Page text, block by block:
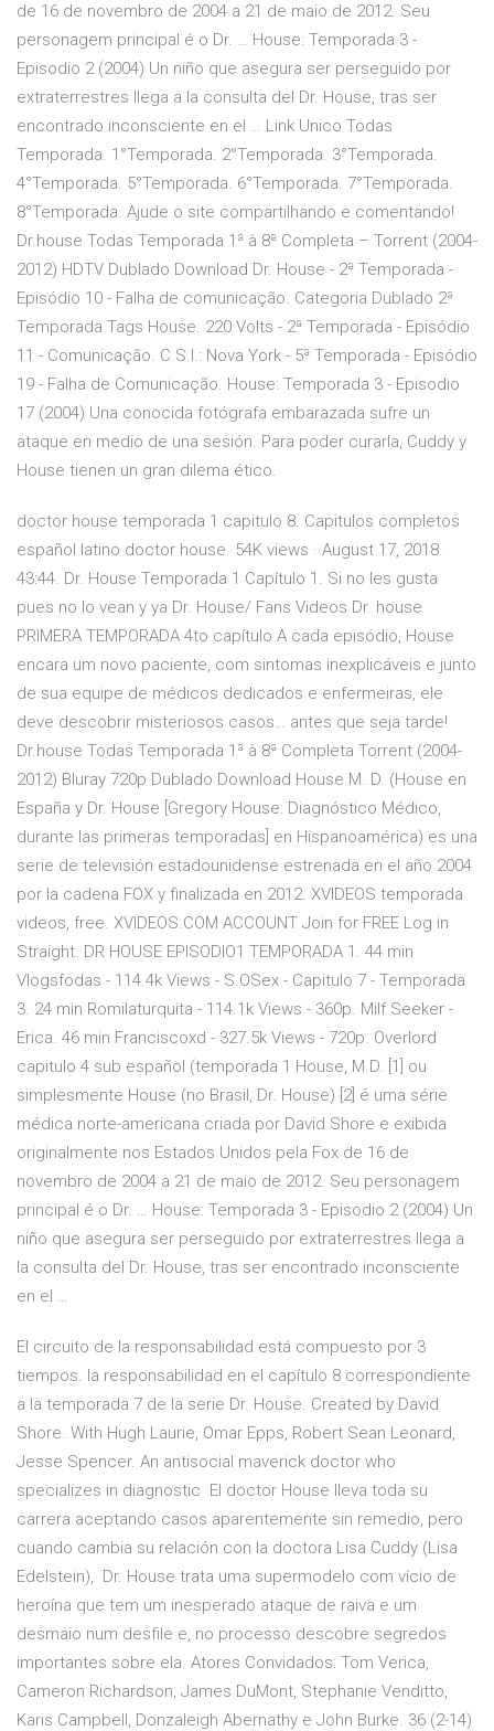
de 16 de novembro de 2004 a 21 de maio de 2012. Seu
personagem principal é o Dr. … House: Temporada 3 -
Episodio 2 (2004) Un niño que asegura ser perseguido por
extraterrestres llega a la consulta del Dr. House, tras ser
encontrado inconsciente en el … Link Unico Todas
Temporada. 1°Temporada. 2°Temporada. 3°Temporada.
4°Temporada. 5°Temporada. 6°Temporada. 7°Temporada.
8°Temporada. Ajude o site compartilhando e comentando!
Dr.house Todas Temporada 1ª à 8ª Completa – Torrent (2004-
2012) HDTV Dublado Download Dr. House - 2ª Temporada -
Episódio 10 - Falha de comunicação. Categoria Dublado 2ª
Temporada Tags House. 220 Volts - 2ª Temporada - Episódio
11 - Comunicação. C.S.I.: Nova York - 5ª Temporada - Episódio
19 - Falha de Comunicação. House: Temporada 3 - Episodio
17 (2004) Una conocida fotógrafa embarazada sufre un
ataque en medio de una sesión. Para poder curarla, Cuddy y
House tienen un gran dilema ético.
doctor house temporada 1 capitulo 8. Capitulos completos
español latino doctor house. 54K views · August 17, 2018.
43:44. Dr. House Temporada 1 Capítulo 1. Si no les gusta
pues no lo vean y ya Dr. House/ Fans Videos Dr. house
PRIMERA TEMPORADA 4to capítulo A cada episódio, House
encara um novo paciente, com sintomas inexplicáveis e junto
de sua equipe de médicos dedicados e enfermeiras, ele
deve descobrir misteriosos casos… antes que seja tarde!
Dr.house Todas Temporada 1ª à 8ª Completa Torrent (2004-
2012) Bluray 720p Dublado Download House M. D. (House en
España y Dr. House [Gregory House: Diagnóstico Médico,
durante las primeras temporadas] en Hispanoamérica) es una
serie de televisión estadounidense estrenada en el año 2004
por la cadena FOX y finalizada en 2012. XVIDEOS temporada
videos, free. XVIDEOS.COM ACCOUNT Join for FREE Log in
Straight. DR HOUSE EPISODIO1 TEMPORADA 1. 44 min
Vlogsfodas - 114.4k Views - S.OSex - Capitulo 7 - Temporada
3. 24 min Romilaturquita - 114.1k Views - 360p. Milf Seeker -
Erica. 46 min Franciscoxd - 327.5k Views - 720p. Overlord
capitulo 4 sub español (temporada 1 House, M.D. [1] ou
simplesmente House (no Brasil, Dr. House) [2] é uma série
médica norte-americana criada por David Shore e exibida
originalmente nos Estados Unidos pela Fox de 16 de
novembro de 2004 a 21 de maio de 2012. Seu personagem
principal é o Dr. … House: Temporada 3 - Episodio 2 (2004) Un
niño que asegura ser perseguido por extraterrestres llega a
la consulta del Dr. House, tras ser encontrado inconsciente
en el …
El circuito de la responsabilidad está compuesto por 3
tiempos. la responsabilidad en el capítulo 8 correspondiente
a la temporada 7 de la serie Dr. House. Created by David
Shore. With Hugh Laurie, Omar Epps, Robert Sean Leonard,
Jesse Spencer. An antisocial maverick doctor who
specializes in diagnostic El doctor House lleva toda su
carrera aceptando casos aparentemente sin remedio, pero
cuando cambia su relación con la doctora Lisa Cuddy (Lisa
Edelstein), Dr. House trata uma supermodelo com vício de
heroína que tem um inesperado ataque de raiva e um
desmaio num desfile e, no processo descobre segredos
importantes sobre ela. Atores Convidados: Tom Verica,
Cameron Richardson, James DuMont, Stephanie Venditto,
Karis Campbell, Donzaleigh Abernathy e John Burke. 36 (2-14)